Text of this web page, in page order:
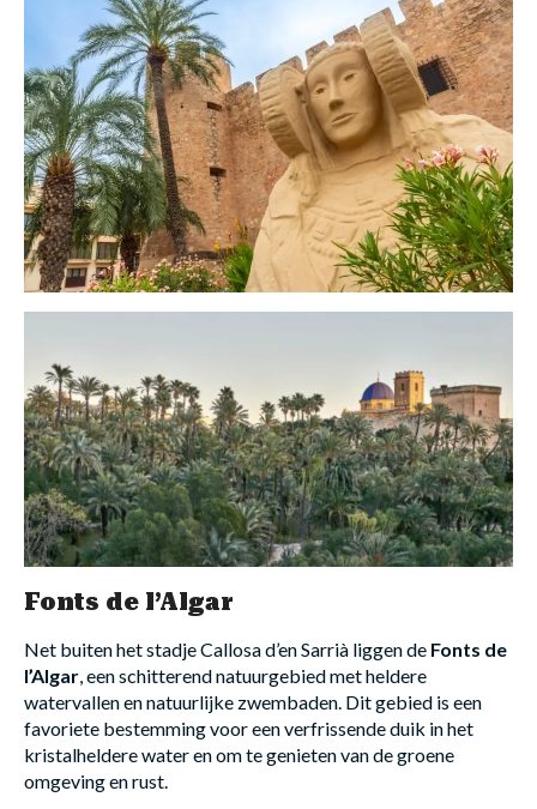
Fonts de l’Algar
Net buiten het stadje Callosa d’en Sarrià liggen de Fonts de
l’Algar , een schitterend natuurgebied met heldere
watervallen en natuurlijke zwembaden. Dit gebied is een
favoriete bestemming voor een verfrissende duik in het
kristalheldere water en om te genieten van de groene
omgeving en rust.